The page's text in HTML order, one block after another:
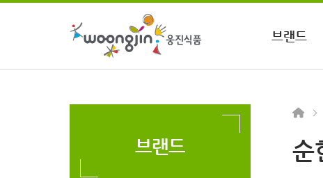
브랜드
브랜드 순